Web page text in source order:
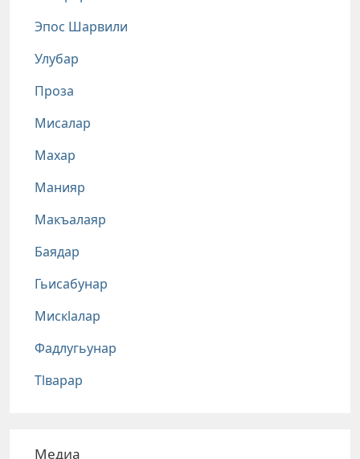
Эпос Шарвили
Улубар
Проза
Мисалар
Махар
Манияр
Макъалаяр
Баядар
Гьисабунар
Мискlалар
Фадлугьунар
Тlварар
Медиа